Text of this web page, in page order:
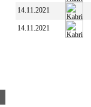
14.11.2021
14.11.2021